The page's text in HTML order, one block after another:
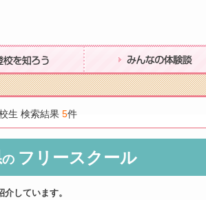
う みんなの体験談
生 検索結果 5件
の フリースクール
しています。